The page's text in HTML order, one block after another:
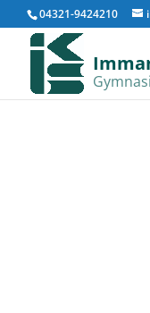
04321-9424210